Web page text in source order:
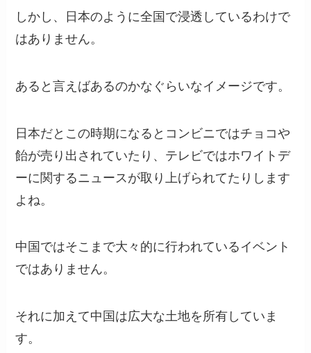
しかし、日本のように全国で浸透しているわけで
はありません。
あると言えばあるのかなぐらいなイメージです。
日本だとこの時期になるとコンビニではチョコや
飴が売り出されていたり、テレビではホワイトデ
ーに関するニュースが取り上げられてたりします
よね。
中国ではそこまで大々的に行われているイベント
ではありません。
それに加えて中国は広大な土地を所有していま
す。